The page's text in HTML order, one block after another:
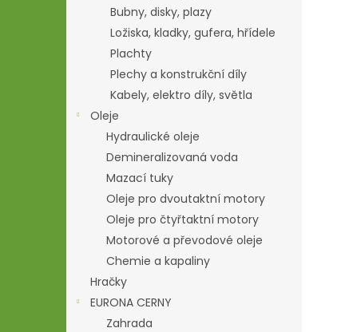
Bubny, disky, plazy
Ložiska, kladky, gufera, hřídele
Plachty
Plechy a konstrukční díly
Kabely, elektro díly, světla
Oleje
Hydraulické oleje
Demineralizovaná voda
Mazací tuky
Oleje pro dvoutaktní motory
Oleje pro čtyřtaktní motory
Motorové a převodové oleje
Chemie a kapaliny
Hračky
EURONA CERNY
Zahrada